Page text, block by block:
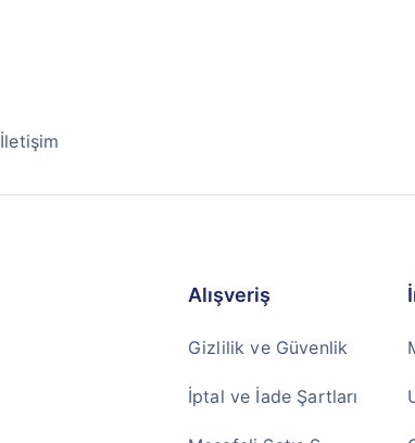
İletişim
Alışveriş
Gizlilik ve Güvenlik
İptal ve İade Şartları